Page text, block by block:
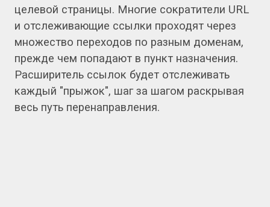
целевой страницы. Многие сократители URL
и отслеживающие ссылки проходят через
множество переходов по разным доменам,
прежде чем попадают в пункт назначения.
Расширитель ссылок будет отслеживать
каждый "прыжок", шаг за шагом раскрывая
весь путь перенаправления.